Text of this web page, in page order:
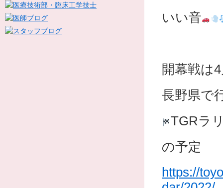
いい音
開幕戦は
長野県で
TGRラ
の予定
https://